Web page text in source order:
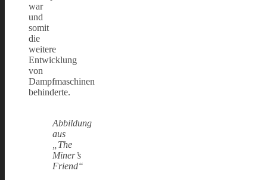
war
und
somit
die
weitere
Entwicklung
von
Dampfmaschinen
behinderte.
Abbildung
aus
„The
Miner’s
Friend“